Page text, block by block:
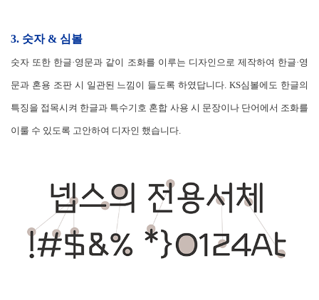
3. 숫자 & 심볼
숫자 또한 한글·영문과 같이 조화를 이루는 디자인으로 제작하여 한글·영
문과 혼용 조판 시 일관된 느낌이 들도록 하였답니다. KS심볼에도 한글의
특징을 접목시켜 한글과 특수기호 혼합 사용 시 문장이나 단어에서 조화를
이룰 수 있도록 고안하여 디자인 했습니다.